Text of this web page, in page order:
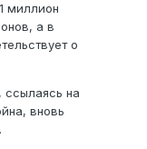
миллион
а в
о
ссылаясь на
вновь